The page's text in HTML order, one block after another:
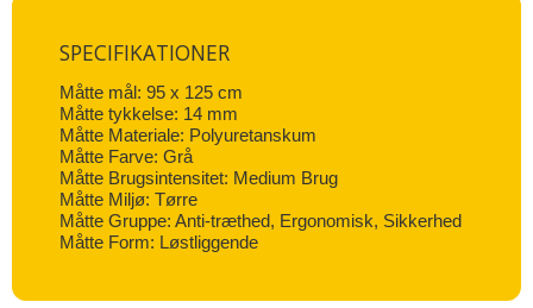
SPECIFIKATIONER
Måtte mål: 95 x 125 cm
Måtte tykkelse: 14 mm
Måtte Materiale: Polyuretanskum
Måtte Farve: Grå
Måtte Brugsintensitet: Medium Brug
Måtte Miljø: Tørre
Måtte Gruppe: Anti-træthed, Ergonomisk, Sikkerhed
Måtte Form: Løstliggende